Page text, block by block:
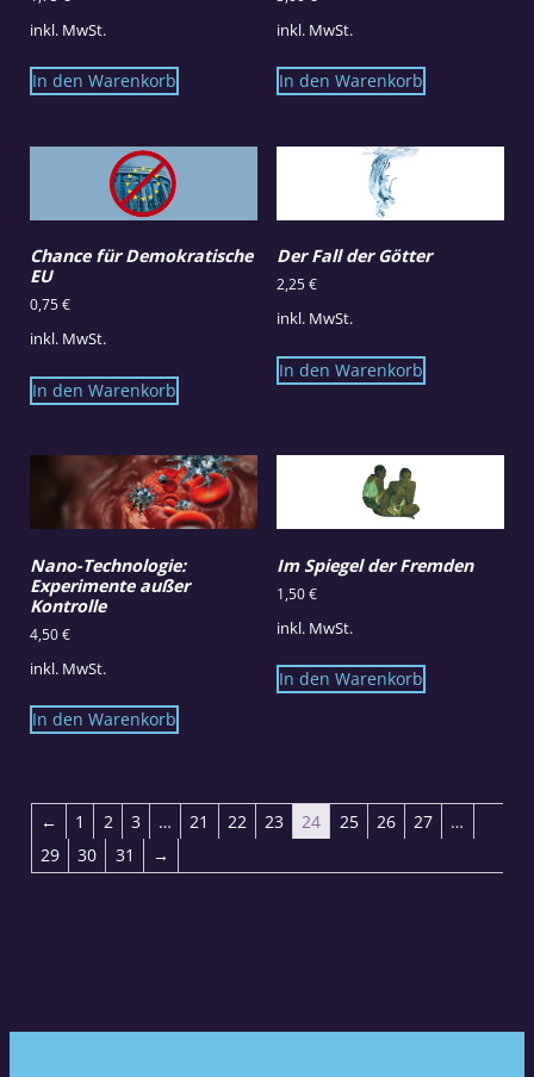
inkl. MwSt.
In den Warenkorb
inkl. MwSt.
In den Warenkorb
Chance für Demokratische
EU
0,75€
inkl. MwSt.
In den Warenkorb
Der Fall der Götter
2,25€
inkl. MwSt.
In den Warenkorb
Nano-Technologie:
Experimente außer
Kontrolle
4,50€
inkl. MwSt.
In den Warenkorb
Im Spiegel der Fremden
1,50€
inkl. MwSt.
In den Warenkorb
← 1 2 3 … 21 22 23 24 25 26 27
…
29
30 31 →